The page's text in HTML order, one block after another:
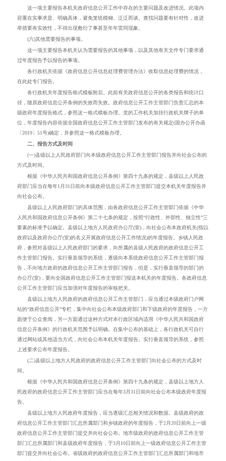
这一项主要报告本机关政府信息公开工作中存在的主要问题及改进情况。此项内
容重在实事求是、明确具体，避免笼统模糊、泛泛而谈。查找问题要有针对性，改进
举措要有实效性，不得出现敷衍了事甚至年年雷同现象。
(六)其他需要报告的事项。
这一项主要报告本机关认为需要报告的其他事项，以及其他有关文件专门要求通
过年度报告予以报告的事项。
各行政机关依据《政府信息公开信息处理费管理办法》收取信息处理费的情况，
在此处专门报告。
各行政机关年度报告格式模板附后。此前有关政府信息公开的各类报告和统计口
径，随原政府信息公开条例的失效而失效。政府信息公开工作主管部门负责汇总的本
级政府年度报告格式，参照这一格式模板办理。党的工作机关加挂行政机关牌子的单
位，年度报告内容依据全国政府信息公开工作主管部门发布的有关规定(国办公开办函
〔2019〕51号)确定，并参照这一格式模板办理。
二、报告方式及时间
(一)县级以上人民政府部门向本级政府信息公开工作主管部门报告并向社会公布的
方式及时间。
根据《中华人民共和国政府信息公开条例》第四十九条的规定，县级以上人民政
府部门应当在每年1 月31 日前向本级政府信息公开工作主管部门提交本机关年度报告并
向社会公布。
县级以上人民政府部门的具体范围，由各政府信息公开工作主管部门依据《中华
人民共和国政府信息公开条例》第二十七条的规定，按照“行政性、外部性、独立性”三
要素的标准予以确定。县级以上地方人民政府办公厅(室)，向社会公布本政府机关(指以
政府以及政府办公厅(室)的名义开展政府信息公开工作情况)的年度报告。乡镇人民政
府，参照对县级以上人民政府部门的要求，向所属的县级人民政府的政府信息公开工
作主管部门报告。实行垂直领导的系统，逐级向本系统政府信息公开工作主管部门报
告，不向地方政府的政府信息公开工作主管部门报告，但是，实行垂直领导的部门的
办公厅(室)，要向全国政府信息公开工作主管部门报送本机关的年度报告。各政府信息
公开工作主管部门应当加强对年度报告的审核把关。
县级以上地方人民政府的政府信息公开工作主管部门，应当通过本级政府门户网
站的“政府信息公开”专栏，集中向社会公布本级政府部门和下级政府的年度报告，一方
面便于公众查阅，另一方面通过这种方式对本行政区域内适用《中华人民共和国政府
信息公开条例》的行政机关范围予以明确。在集中公布的基础上，各行政机关可自行
通过网站或其他适当方式，向社会公布本机关年度报告。实行垂直领导的系统，参照
上述要求公布年度报告。
(二)县级以上地方人民政府的政府信息公开工作主管部门向社会公布的方式及时
间。
根据《中华人民共和国政府信息公开条例》第四十九条的规定，县级以上地方人
民政府的政府信息公开工作主管部门应当在每年3月31 日前向社会公布本级政府年度报
告。
县级以上地方人民政府年度报告，应当逐级汇总相关情况和数据。县级政府的政
府信息公开工作主管部门汇总所属部门和乡镇政府的年度报告，于2月20日前向上一级
政府信息公开工作主管部门提交并向社会公布。地市级政府的政府信息公开工作主管
部门汇总所属部门和县级政府年度报告，于3月 10日前向上一级政府信息公开工作主管
部门提交并向社会公布。省级政府的政府信息公开工作主管部门汇总所属部门和地市